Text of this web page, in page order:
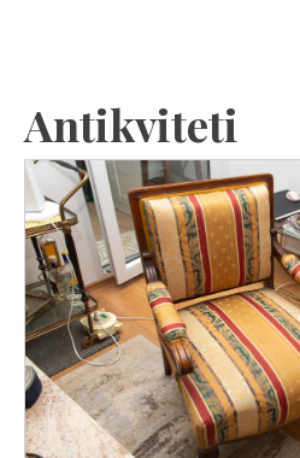
Antikviteti